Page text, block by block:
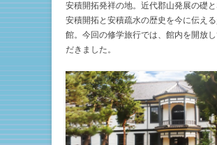
安積開拓発祥の地。近代郡山発展の礎
安積開拓と安積疏水の歴史を今に伝え
館。今回の修学旅行では、館内を開放
だきました。